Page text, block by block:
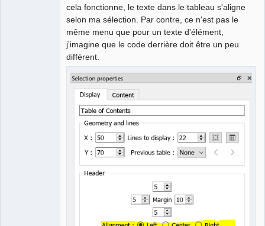
cela fonctionne, le texte dans le tableau s'aligne
selon ma sélection. Par contre, ce n'est pas le
même menu que pour un texte d'élément,
j'imagine que le code derrière doit être un peu
différent.